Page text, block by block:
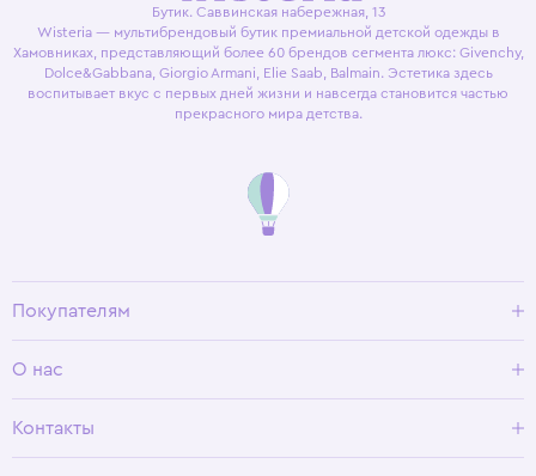
Бутик. Саввинская набережная, 13
Wisteria — мультибрендовый бутик премиальной детской одежды в
Хамовниках, представляющий более 60 брендов сегмента люкс: Givenchy,
Dolce&Gabbana, Giorgio Armani, Elie Saab, Balmain. Эстетика здесь
воспитывает вкус с первых дней жизни и навсегда становится частью
прекрасного мира детства.
Покупателям
Условия возврата
О нас
Программа лояльности
Контакты